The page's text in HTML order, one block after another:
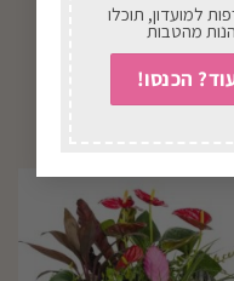
למועדון, תוכלו
מהטבות
הכנסו!
סנסיווריה גלילית
127.00
בחירת אפשרויות